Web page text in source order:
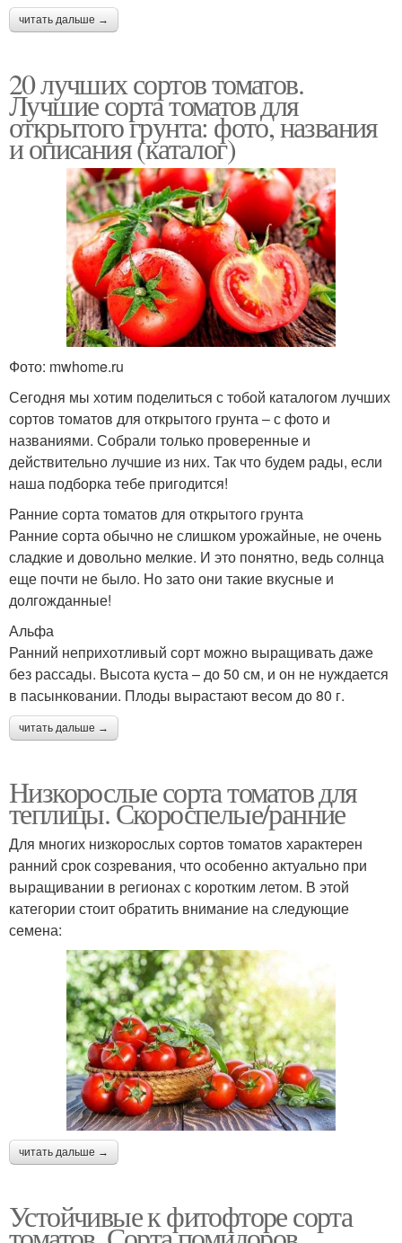
читать дальше →
20 лучших сортов томатов.
Лучшие сорта томатов для
открытого грунта: фото, названия
и описания (каталог)
Фото: mwhome.ru
Сегодня мы хотим поделиться с тобой каталогом лучших
сортов томатов для открытого грунта – с фото и
названиями. Собрали только проверенные и
действительно лучшие из них. Так что будем рады, если
наша подборка тебе пригодится!
Ранние сорта томатов для открытого грунта
Ранние сорта обычно не слишком урожайные, не очень
сладкие и довольно мелкие. И это понятно, ведь солнца
еще почти не было. Но зато они такие вкусные и
долгожданные!
Альфа
Ранний неприхотливый сорт можно выращивать даже
без рассады. Высота куста – до 50 см, и он не нуждается
в пасынковании. Плоды вырастают весом до 80 г.
читать дальше →
Низкорослые сорта томатов для
теплицы. Скороспелые/ранние
Для многих низкорослых сортов томатов характерен
ранний срок созревания, что особенно актуально при
выращивании в регионах с коротким летом. В этой
категории стоит обратить внимание на следующие
семена:
читать дальше →
Устойчивые к фитофторе сорта